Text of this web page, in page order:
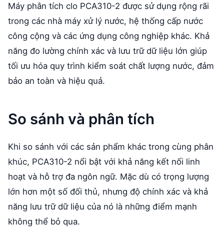
Máy phân tích clo PCA310-2 được sử dụng rộng rãi
trong các nhà máy xử lý nước, hệ thống cấp nước
công cộng và các ứng dụng công nghiệp khác. Khả
năng đo lường chính xác và lưu trữ dữ liệu lớn giúp
tối ưu hóa quy trình kiểm soát chất lượng nước, đảm
bảo an toàn và hiệu quả.
So sánh và phân tích
Khi so sánh với các sản phẩm khác trong cùng phân
khúc, PCA310-2 nổi bật với khả năng kết nối linh
hoạt và hỗ trợ đa ngôn ngữ. Mặc dù có trọng lượng
lớn hơn một số đối thủ, nhưng độ chính xác và khả
năng lưu trữ dữ liệu của nó là những điểm mạnh
không thể bỏ qua.